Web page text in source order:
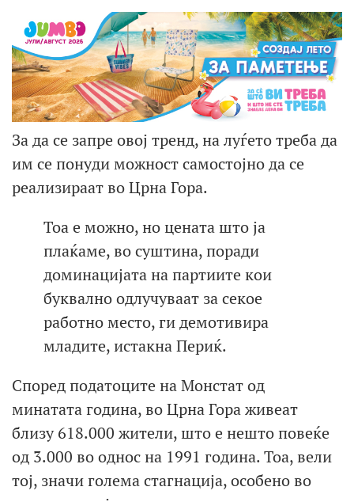
За да се запре овој тренд, на луѓето треба да
им се понуди можност самостојно да се
реализираат во Црна Гора.
Тоа е можно, но цената што ја
плаќаме, во суштина, поради
доминацијата на партиите кои
буквално одлучуваат за секое
работно место, ги демотивира
младите, истакна Периќ.
Според податоците на Монстат од
минатата година, во Црна Гора живеат
близу 618.000 жители, што е нешто повеќе
од 3.000 во однос на 1991 година. Тоа, вели
тој, значи голема стагнација, особено во